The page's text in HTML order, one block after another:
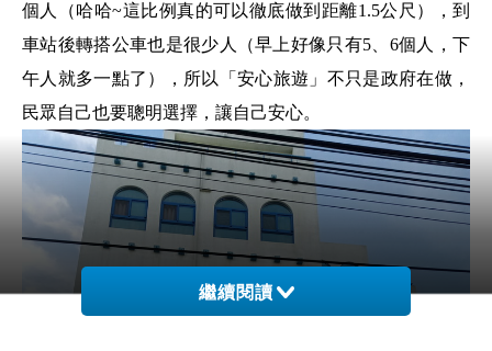
個人（哈哈~這比例真的可以徹底做到距離1.5公尺），到
車站後轉搭公車也是很少人（早上好像只有5、6個人，下
午人就多一點了），所以「安心旅遊」不只是政府在做，
民眾自己也要聰明選擇，讓自己安心。
繼續閱讀